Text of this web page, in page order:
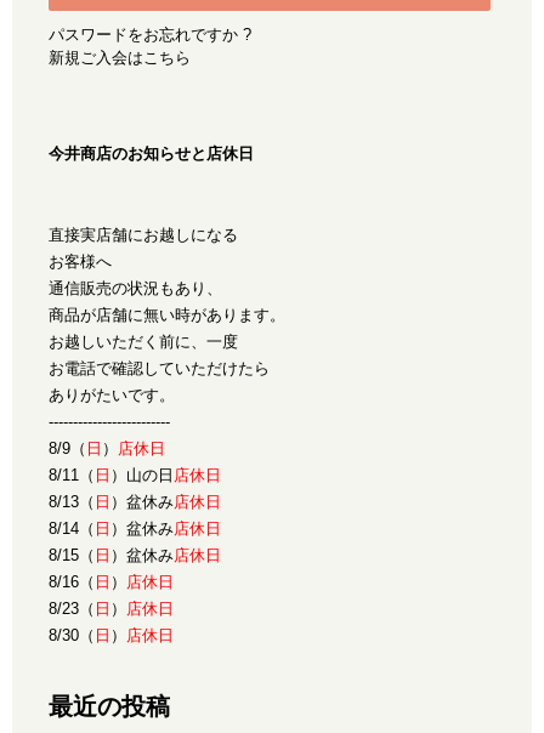
パスワードをお忘れですか ?
新規ご入会はこちら
今井商店のお知らせと店休日
直接実店舗にお越しになる
お客様へ
通信販売の状況もあり、
商品が店舗に無い時があります。
お越しいただく前に、一度
お電話で確認していただけたら
ありがたいです。
-------------------------
8/9（ 日 ）
店休日
8/11（ 日 ）山の日 店休日
8/13（ 日 ）盆休み店休日
8/14（ 日 ）盆休み店休日
8/15（ 日 ）盆休み店休日
8/16（ 日 ）
店休日
8/23（ 日 ）
店休日
8/30（ 日 ） 店休日
最近の投稿